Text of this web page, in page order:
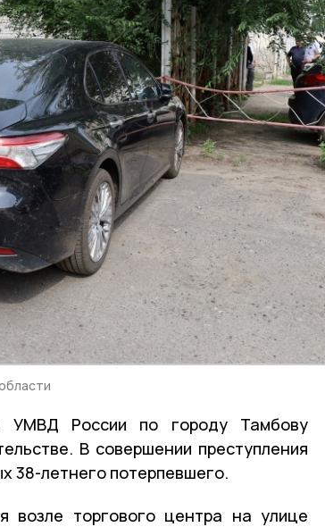
России по городу Тамбову
В совершении преступления
38-летнего потерпевшего.
возле торгового центра на улице